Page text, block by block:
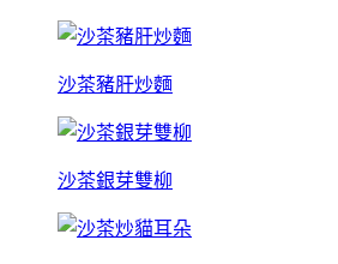
沙茶豬肝炒麵
沙茶銀芽雙柳